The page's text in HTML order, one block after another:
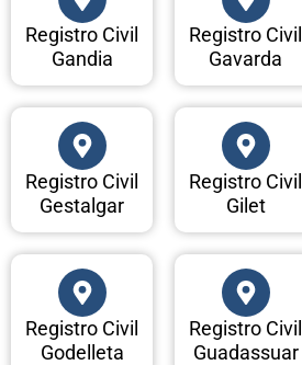
Registro Civil
Gandia
Registro Civil
Gavarda
Registro Civil
Gestalgar
Registro Civil
Gilet
Registro Civil
Godelleta
Registro Civil
Guadassuar